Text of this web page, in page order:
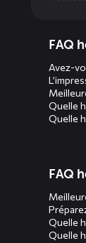
menusFAQ
Avez-
Quelle
Quelle
FAQ
Quelle
Quelle